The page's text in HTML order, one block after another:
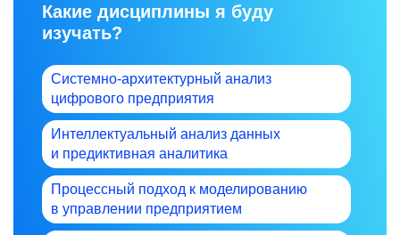
Какие дисциплины я буду
изучать?
Системно-архитектурный анализ
цифрового предприятия
Интеллектуальный анализ данных
и предиктивная аналитика
Процессный подход к моделированию
в управлении предприятием